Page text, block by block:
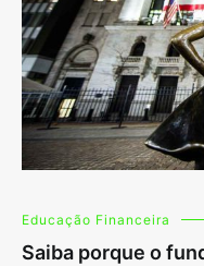
Educação Financeira
Saiba porque o